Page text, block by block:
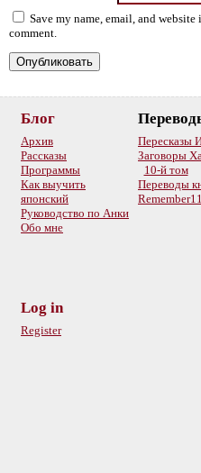
Save my name, email, and
comment.
Блог
Архив
Рассказы
Программы
Как выучить
японский
Руководство по Анки
Обо мне
Пересказы
Заговоры
10-й том
Переводы
Remember11
Log in
Register